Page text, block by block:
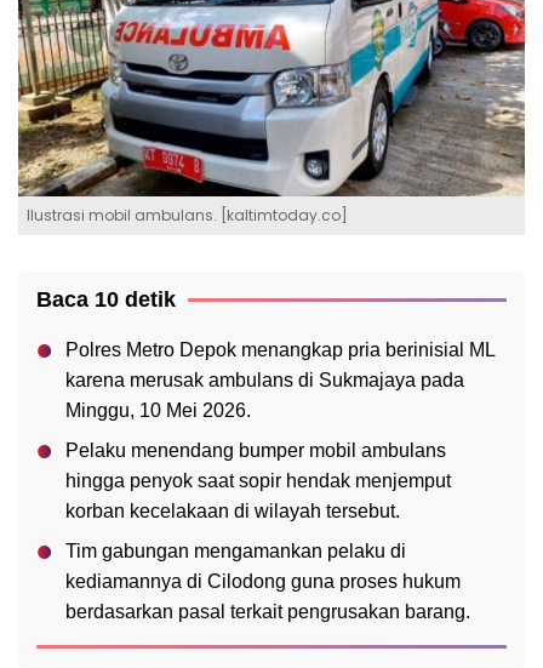
Ilustrasi mobil ambulans. [kaltimtoday.co]
Baca 10 detik
Polres Metro Depok menangkap pria berinisial ML
karena merusak ambulans di Sukmajaya pada
Minggu, 10 Mei 2026.
Pelaku menendang bumper mobil ambulans
hingga penyok saat sopir hendak menjemput
korban kecelakaan di wilayah tersebut.
Tim gabungan mengamankan pelaku di
kediamannya di Cilodong guna proses hukum
berdasarkan pasal terkait pengrusakan barang.